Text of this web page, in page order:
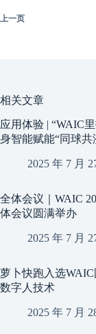
上一页
相关文章
应用体验 | “WAIC
身智能赋能“同球共
2025 年 7 月
全体会议｜WAIC
体会议圆满举办
2025 年 7 月
萝卜快跑入选
数字人技术
2025 年 7 月